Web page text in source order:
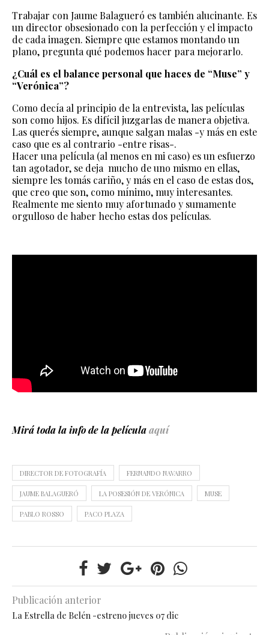
Trabajar con Jaume Balagueró es también alucinante. Es
un director obsesionado con la perfección y el impacto
de cada imagen. Siempre que estamos montando un
plano, pregunta qué podemos hacer para mejorarlo.
¿Cuál es el balance personal que haces de “Muse” y
“Verónica”?
Como decía al principio de la entrevista, las películas
son como hijos. Es difícil juzgarlas de manera objetiva.
Las querés siempre, aunque salgan malas -y más en este
caso que es al contrario -entre risas-.
Hacer una película (al menos en mi caso) es un esfuerzo
tan agotador, se deja mucho de uno mismo en ellas,
siempre les tomás cariño, y más en el caso de estas dos,
que creo que son, como mínimo, muy interesantes.
Realmente me siento muy afortunado y sumamente
orgulloso de haber hecho estas dos películas.
Mirá toda la info de la películaaquí
DIRECTOR DE FOTOGRAFÍA FERNANDO NAVARRO
JAUME BALAGUERÓ LA POSESIÓN DE VERÓNICA MUSE
PABLO ROSSO PACO PLAZA
Publicación anterior
La Estrella de Belén -estreno jueves 07 dic